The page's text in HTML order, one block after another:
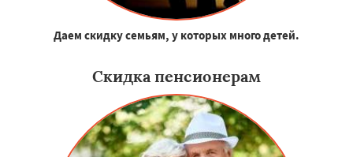
Даем скидку семьям, у которых много детей.
Скидка пенсионерам